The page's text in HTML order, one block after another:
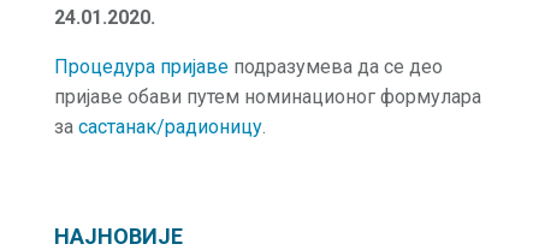
24.01.2020.
Процедура пријавеподразумева да се део
пријаве обави путем номинационог формулара
за састанак/радионицу.
НАЈНОВИЈЕ